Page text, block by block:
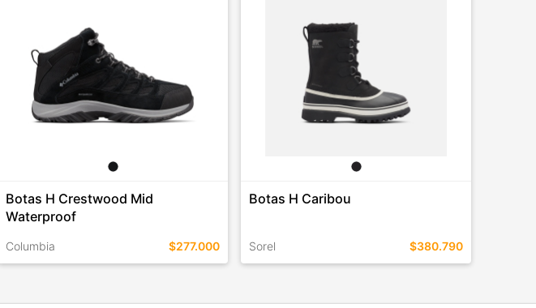
Botas H Crestwood Mid
Waterproof
Columbia $277.000
Botas H Caribou
Sorel $380.790